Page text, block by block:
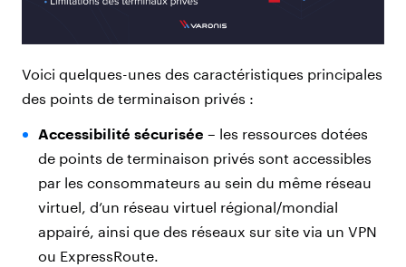
Voici quelques-unes des caractéristiques principales
des points de terminaison privés :
Accessibilité sécurisée – les ressources dotées
de points de terminaison privés sont accessibles
par les consommateurs au sein du même réseau
virtuel, d’un réseau virtuel régional/mondial
appairé, ainsi que des réseaux sur site via un VPN
ou ExpressRoute.